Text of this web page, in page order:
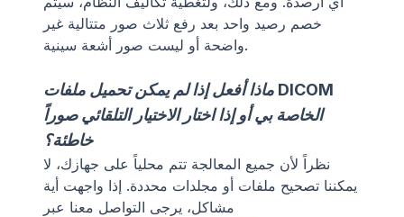
خصم رصيد واحد بعد رفع ثلاث صور متتالية غير
واضحة أو ليست صور أشعة سينية.
ماذا أفعل إذا لم يمكن تحميل ملفات DICOM
الخاصة بي أو إذا اختار الاختيار التلقائي صوراً
خاطئة؟
نظراً لأن جميع المعالجة تتم محلياً على جهازك، لا
يمكننا تصحيح ملفات أو مجلدات محددة. إذا واجهت أية
مشاكل، يرجى التواصل معنا عبر